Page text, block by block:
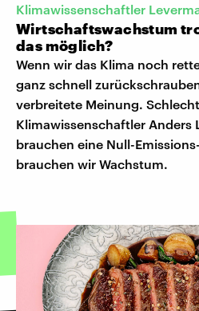
Klimawissenschaftler
Wirtschaftswachstum
das möglich?
Wenn wir das Klima noch
ganz schnell
verbreitete Meinung.
Klimawissenschaftler Anders
brauchen eine Null-
brauchen wir Wachstum.